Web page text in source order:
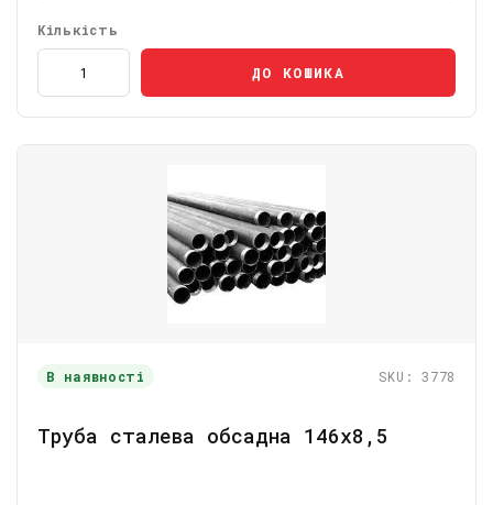
Кількість
ДО КОШИКА
В наявності SKU: 3778
Труба сталева обсадна 146х8,5